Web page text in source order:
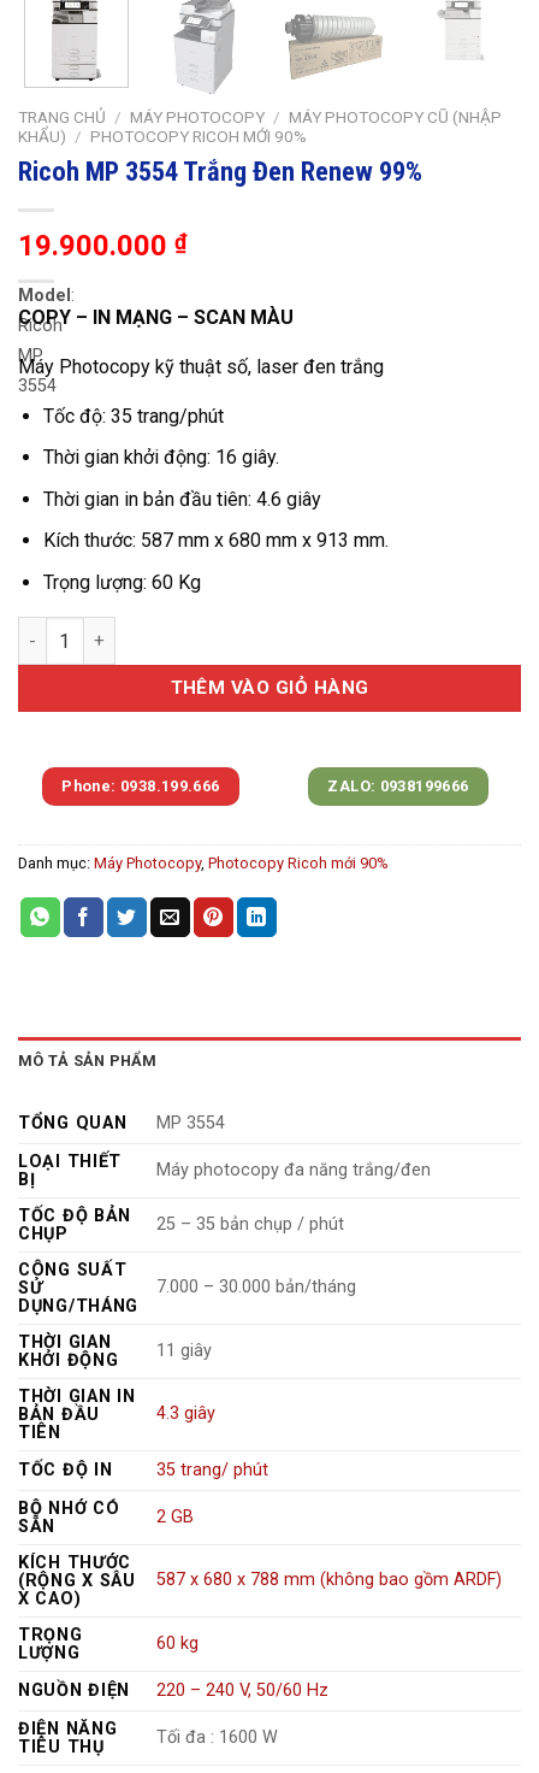
TRANG CHỦ / MÁY PHOTOCOPY / MÁY PHOTOCOPY CŨ (NHẬP
KHẨU) / PHOTOCOPY RICOH MỚI 90%
Ricoh MP 3554 Trắng Đen Renew 99%
19.900.000 ₫
Model :
Ricoh
MP
3554
COPY – IN MẠNG – SCAN MÀU
Máy Photocopy kỹ thuật số, laser đen trắng
Tốc độ: 35 trang/phút
Thời gian khởi động: 16 giây.
Thời gian in bản đầu tiên: 4.6 giây
Kích thước: 587 mm x 680 mm x 913 mm.
Trọng lượng: 60 Kg
Ricoh MP 3554 Trắng Đen Renew 99% số lượng
THÊM VÀO GIỎ HÀNG
Phone: 0938.199.666 ZALO: 0938199666
Danh mục: Máy Photocopy, Photocopy Ricoh mới 90%
MÔ TẢ SẢN PHẨM
TỔNG QUAN
MP 3554
LOẠI THIẾT
BỊ
Máy photocopy đa năng trắng/đen
TỐC ĐỘ BẢN
CHỤP
25 – 35 bản chụp / phút
CÔNG SUẤT
SỬ
DỤNG/THÁNG
7.000 – 30.000 bản/tháng
THỜI GIAN
KHỞI ĐỘNG
11 giây
THỜI GIAN IN
BẢN ĐẦU
TIÊN
4.3 giây
TỐC ĐỘ IN
35 trang/ phút
BỘ NHỚ CÓ
SẴN
2 GB
KÍCH THƯỚC
(RỘNG X SÂU
X CAO)
587 x 680 x 788 mm (không bao gồm ARDF)
TRỌNG
LƯỢNG
60 kg
NGUỒN ĐIỆN
220 – 240 V, 50/60 Hz
ĐIỆN NĂNG
TIÊU THỤ
Tối đa : 1600 W